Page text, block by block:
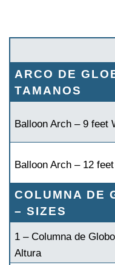
ARCO DE
TAMANOS
Balloon Arch – 9 feet
Balloon Arch – 12
COLUMNA DE
– SIZES
1 – Columna de
Altura